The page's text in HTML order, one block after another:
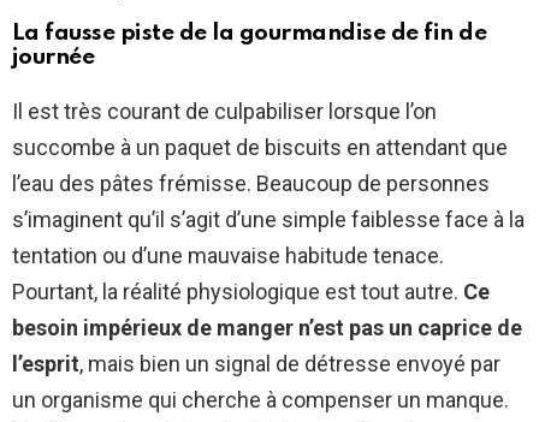
La fausse piste de la gourmandise de fin de
journée
Il est très courant de culpabiliser lorsque l’on
succombe à un paquet de biscuits en attendant que
l’eau des pâtes frémisse. Beaucoup de personnes
s’imaginent qu’il s’agit d’une simple faiblesse face à la
tentation ou d’une mauvaise habitude tenace.
Pourtant, la réalité physiologique est tout autre. Ce
besoin impérieux de manger n’est pas un caprice de
l’esprit, mais bien un signal de détresse envoyé par
un organisme qui cherche à compenser un manque.